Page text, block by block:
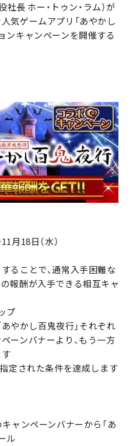
長 ホー・トゥン・ラム）が
気ゲームアプリ「あやかし
ンキャンペーンを開催する
月18日（水）
ることで、通常入手困難な
報酬が入手できる相互キャ
プ
あやかし百鬼夜行」それぞれ
ーンバナーより、もう一方
定された条件を達成します
ャンペーンバナーから「あ
ル